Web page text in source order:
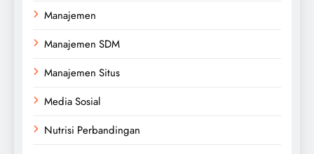
Manajemen
Manajemen SDM
Manajemen Situs
Media Sosial
Nutrisi Perbandingan